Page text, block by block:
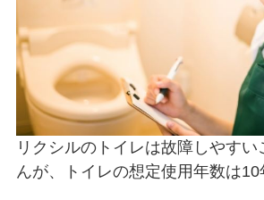
リクシルのトイレは故障しやす
んが、トイレの想定使用年数は10